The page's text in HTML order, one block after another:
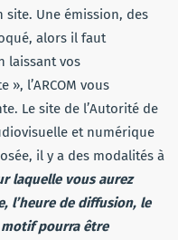
site. Une émission, des
alors il faut
laissant vos
l’ARCOM vous
Le site de l’Autorité de
et numérique
il y a des modalités à
laquelle vous aurez
l’heure de diffusion, le
pourra être